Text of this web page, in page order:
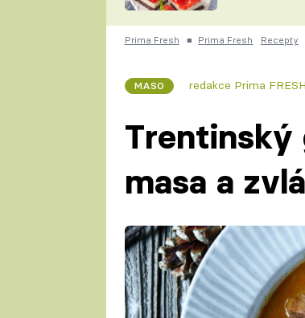
ČESKO
KUCHAŘKA
Prima Fresh ■ Prima Fresh Recepty
MASO redakce Prima FRESH
Trentinský
masa a